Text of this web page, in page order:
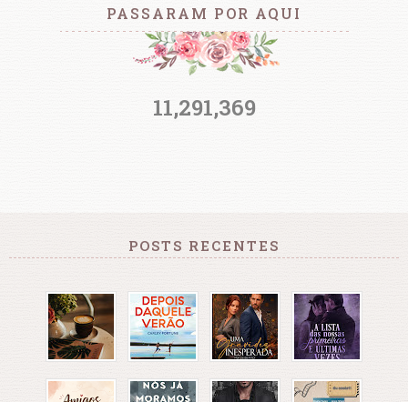
PASSARAM POR AQUI
11,291,369
POSTS RECENTES